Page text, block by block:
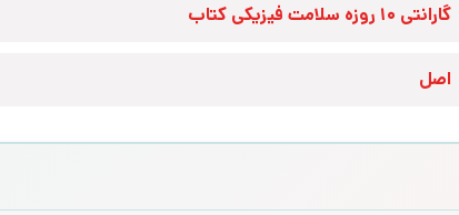
گارانتی 10 روزه سلامت فیزیکی کتاب
اصل